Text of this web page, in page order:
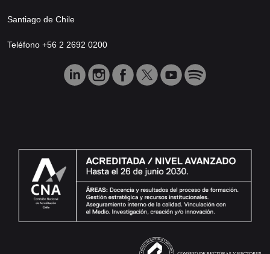
Santiago de Chile
Teléfono +56 2 2692 0200